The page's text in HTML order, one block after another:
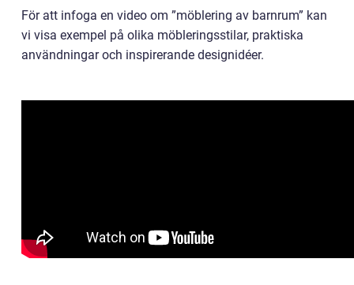
För att infoga en video om ”möblering av barnrum” kan
vi visa exempel på olika möbleringsstilar, praktiska
användningar och inspirerande designidéer.